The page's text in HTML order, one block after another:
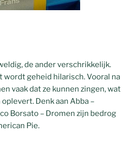
de ander verschrikkelijk.
wordt geheid hilarisch. Vooral na
vaak dat ze kunnen zingen, wat
Denk aan Abba –
Borsato – Dromen zijn bedrog
Pie.